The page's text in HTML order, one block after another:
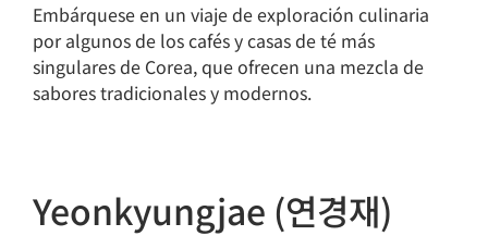
Embárquese en un viaje de exploración culinaria
por algunos de los cafés y casas de té más
singulares de Corea, que ofrecen una mezcla de
sabores tradicionales y modernos.
Yeonkyungjae (연경재)